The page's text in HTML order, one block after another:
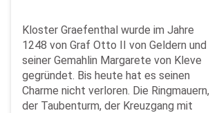
Kloster Graefenthal wurde im Jahre
1248 von Graf Otto II von Geldern und
seiner Gemahlin Margarete von Kleve
gegründet. Bis heute hat es seinen
Charme nicht verloren. Die Ringmauern,
der Taubenturm, der Kreuzgang mit